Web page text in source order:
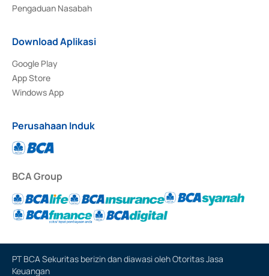
Pengaduan Nasabah
Download Aplikasi
Google Play
App Store
Windows App
Perusahaan Induk
BCA Group
PT BCA Sekuritas berizin dan diawasi oleh Otoritas Jasa
Keuangan